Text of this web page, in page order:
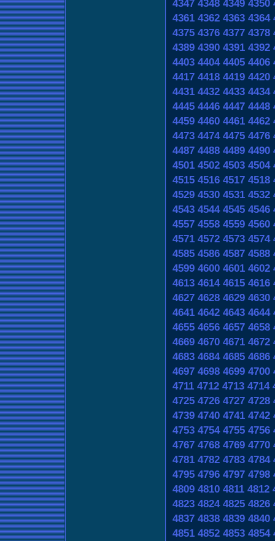
4347 4348 4349 4350
4361 4362 4363 4364
4375 4376 4377 4378
4389 4390 4391 4392
4403 4404 4405 4406
4417 4418 4419 4420
4431 4432 4433 4434
4445 4446 4447 4448
4459 4460 4461 4462
4473 4474 4475 4476
4487 4488 4489 4490
4501 4502 4503 4504
4515 4516 4517 4518
4529 4530 4531 4532
4543 4544 4545 4546
4557 4558 4559 4560
4571 4572 4573 4574
4585 4586 4587 4588
4599 4600 4601 4602
4613 4614 4615 4616
4627 4628 4629 4630
4641 4642 4643 4644
4655 4656 4657 4658
4669 4670 4671 4672
4683 4684 4685 4686
4697 4698 4699 4700
4711 4712 4713 4714
4725 4726 4727 4728
4739 4740 4741 4742
4753 4754 4755 4756
4767 4768 4769 4770
4781 4782 4783 4784
4795 4796 4797 4798
4809 4810 4811 4812
4823 4824 4825 4826
4837 4838 4839 4840
4851 4852 4853 4854